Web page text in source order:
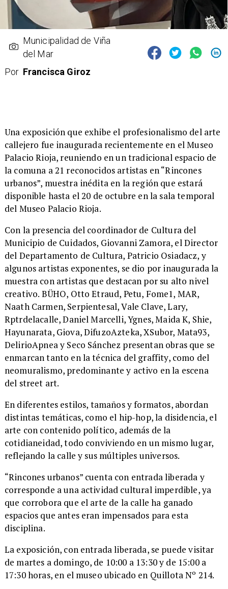
Municipalidad de Viña
del Mar
Por Francisca Giroz
​Una exposición que exhibe el profesionalismo del arte
callejero fue inaugurada recientemente en el Museo
Palacio Rioja, reuniendo en un tradicional espacio de
la comuna a 21 reconocidos artistas en “Rincones
urbanos”, muestra inédita en la región que estará
disponible hasta el 20 de octubre en la sala temporal
del Museo Palacio Rioja.
​Con la presencia del coordinador de Cultura del
Municipio de Cuidados, Giovanni Zamora, el Director
del Departamento de Cultura, Patricio Osiadacz, y
algunos artistas exponentes, se dio por inaugurada la
muestra con artistas que destacan por su alto nivel
creativo. BÜHO, Otto Etraud, Petu, Fome1, MAR,
Naath Carmen, Serpientesal, Vale Clave, Lary,
Rptrdelacalle, Daniel Marcelli, Ygnes, Maida K, Shie,
Hayunarata, Giova, DifuzoAzteka, XSubor, Mata93,
DelirioApnea y Seco Sánchez presentan obras que se
enmarcan tanto en la técnica del graffity, como del
neomuralismo, predominante y activo en la escena
del street art.
​En diferentes estilos, tamaños y formatos, abordan
distintas temáticas, como el hip-hop, la disidencia, el
arte con contenido político, además de la
cotidianeidad, todo conviviendo en un mismo lugar,
reflejando la calle y sus múltiples universos.
​“Rincones urbanos” cuenta con entrada liberada y
corresponde a una actividad cultural imperdible, ya
que corrobora que el arte de la calle ha ganado
espacios que antes eran impensados para esta
disciplina.
​La exposición, con entrada liberada, se puede visitar
de martes a domingo, de 10:00 a 13:30 y de 15:00 a
17:30 horas, en el museo ubicado en Quillota Nº 214.